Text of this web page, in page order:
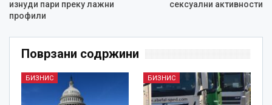
изнуди пари преку лажни
профили
сексуални активности
Поврзани содржини
БИЗНИС БИЗНИС